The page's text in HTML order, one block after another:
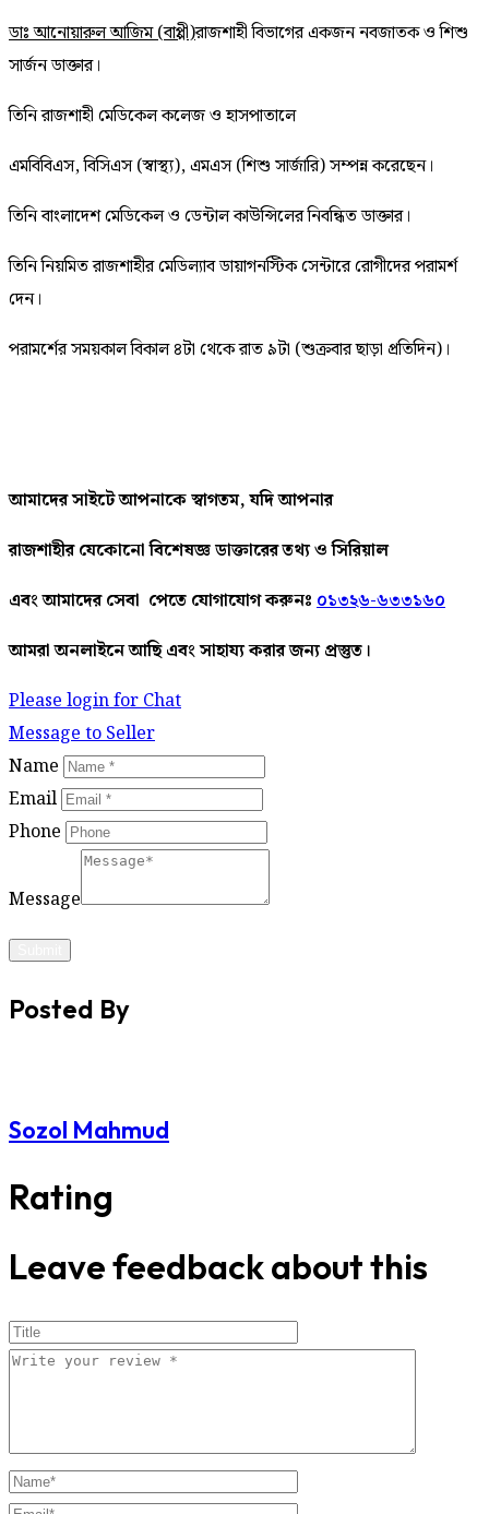
ডাঃ আনোয়ারুল আজিম (বাপ্পী)রাজশাহী বিভাগের একজন নবজাতক ও শিশু
সার্জন ডাক্তার।
তিনি রাজশাহী মেডিকেল কলেজ ও হাসপাতালে
এমবিবিএস, বিসিএস (স্বাস্থ্য), এমএস (শিশু সার্জারি) সম্পন্ন করেছেন।
তিনি বাংলাদেশ মেডিকেল ও ডেন্টাল কাউন্সিলের নিবন্ধিত ডাক্তার।
তিনি নিয়মিত রাজশাহীর মেডিল্যাব ডায়াগনস্টিক সেন্টারে রোগীদের পরামর্শ
দেন।
পরামর্শের সময়কাল বিকাল ৪টা থেকে রাত ৯টা (শুক্রবার ছাড়া প্রতিদিন)।
আমাদেরসাইটেআপনাকেস্বাগতম,যদিআপনার
রাজশাহীর যেকোনো বিশেষজ্ঞডাক্তারেরতথ্য ও সিরিয়াল
এবং আমাদের সেবা পেতে যোগাযোগ করুনঃ ০১৩২৬-৬৩৩১৬০
আমরা অনলাইনেআছি এবংসাহায্যকরারজন্য প্রস্তুত।
Please login for Chat
Message to Seller
Name
Email
Phone
Message
Posted By
Sozol Mahmud
Rating
Leave feedback about this